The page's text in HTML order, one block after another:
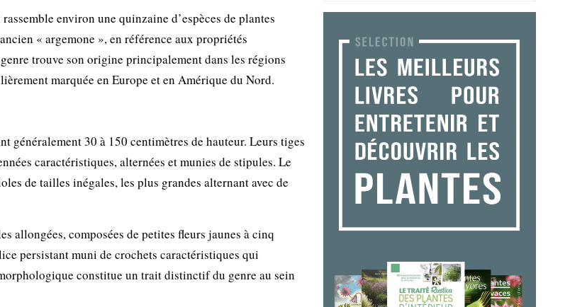
environ une quinzaine d’espèces de plantes
« argemone », en référence aux propriétés
trouve son origine principalement dans les régions
marquée en Europe et en Amérique du Nord.
généralement 30 à 150 centimètres de hauteur. Leurs tiges
caractéristiques, alternées et munies de stipules. Le
de tailles inégales, les plus grandes alternant avec de
allongées, composées de petites fleurs jaunes à cinq
persistant muni de crochets caractéristiques qui
constitue un trait distinctif du genre au sein